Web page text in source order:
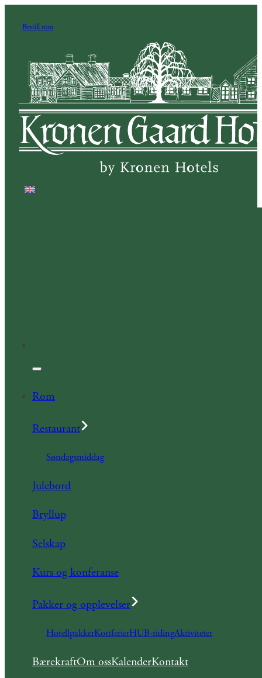
Bestill rom
Rom
Restaurant
Søndagsmiddag
Julebord
Bryllup
Selskap
Kurs og konferanse
Pakker og opplevelser
HotellpakkerKortferierHUB-ridingAktiviteter
BærekraftOm ossKalenderKontakt